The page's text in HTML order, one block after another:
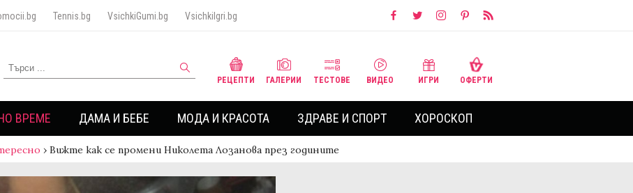
Tennis.bg VsichkiGumi.bg VsichkiIgri.bg
РЕЦЕПТИ ГАЛЕРИИ ТЕСТОВЕ ВИДЕО ИГРИ ОФЕРТИ
ВРЕМЕ ДАМА И БЕБЕ МОДА И КРАСОТА ЗДРАВЕ И СПОРТ ХОРОСКОП
› Вижте как се промени Николета Лозанова през годините